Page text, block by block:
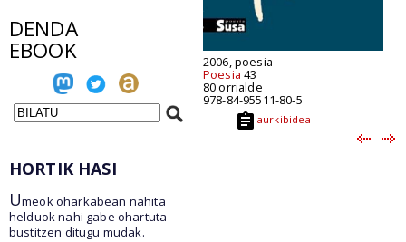
DENDA
EBOOK 2006, poesia
Poesia 43
80 orrialde
978-84-95511-80-5
aurkibidea
HORTIK HASI
Umeok oharkabean nahita
helduok nahi gabe ohartuta
bustitzen ditugu mudak.